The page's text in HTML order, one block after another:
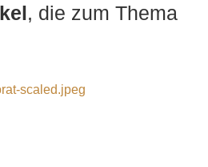
, die zum Thema